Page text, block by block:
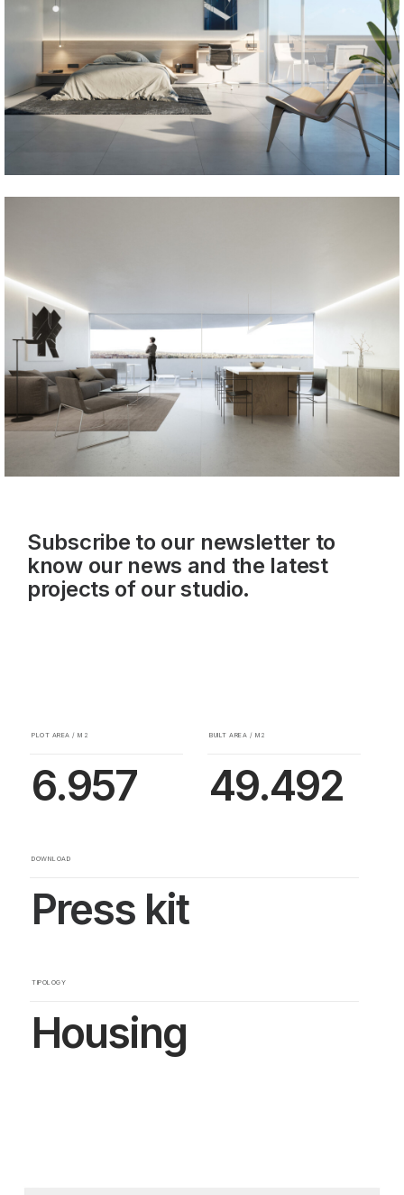
Subscribe to our newsletter to
know our news and the latest
projects of our studio.
PLOT AREA / M2
6.957
BUILT AREA / M2
49.492
DOWNLOAD
Press kit
TIPOLOGY
Housing